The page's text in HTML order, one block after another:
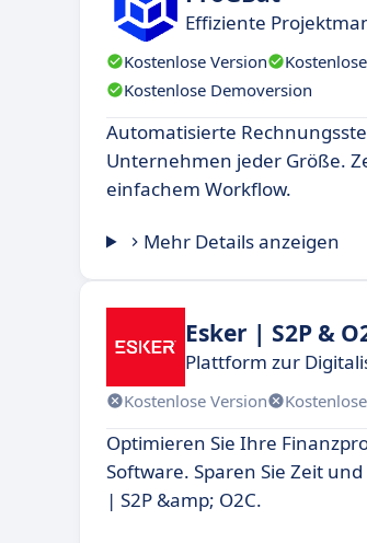
Effiziente
Kostenlose Version
Kostenlose Demoversion
Automatisierte
Unternehmen jeder Größe.
einfachem Workflow.
Mehr Details anzeigen
Esker | S2P &
Plattform zur
Kostenlose Version
Optimieren Sie Ihre
Software. Sparen Sie Zeit
| S2P &amp; O2C.